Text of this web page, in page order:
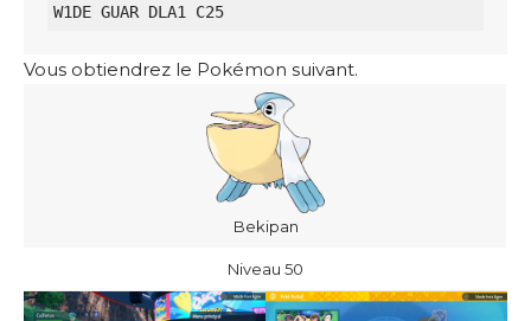
W1DE GUAR DLA1 C25
Vous obtiendrez le Pokémon suivant.
Bekipan
Niveau 50